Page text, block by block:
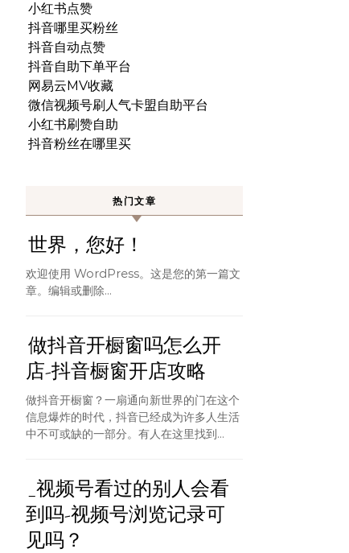
小红书点赞
抖音哪里买粉丝
抖音自动点赞
抖音自助下单平台
网易云MV收藏
微信视频号刷人气卡盟自助平台
小红书刷赞自助
抖音粉丝在哪里买
热门文章
世界，您好！
欢迎使用 WordPress。这是您的第一篇文
章。编辑或删除…
做抖音开橱窗吗怎么开
店-抖音橱窗开店攻略
做抖音开橱窗？一扇通向新世界的门在这个
信息爆炸的时代，抖音已经成为许多人生活
中不可或缺的一部分。有人在这里找到...
_视频号看过的别人会看
到吗-视频号浏览记录可
见吗？